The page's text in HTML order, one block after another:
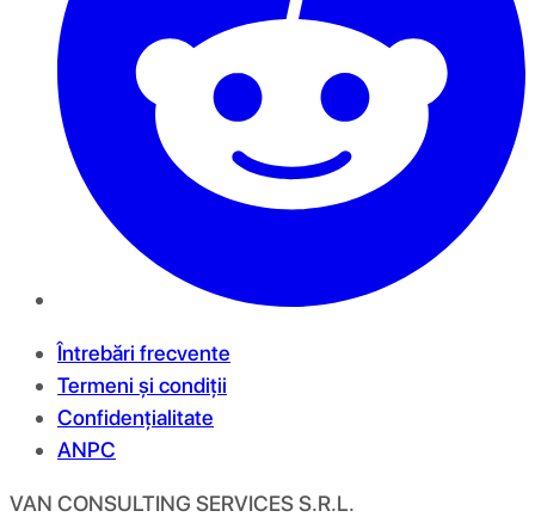
Întrebări frecvente
Termeni și condiții
Confidențialitate
ANPC
VAN CONSULTING SERVICES S.R.L.